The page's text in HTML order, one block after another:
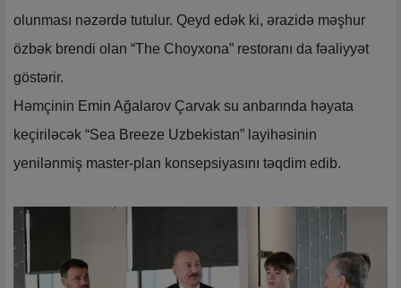
olunması nəzərdə tutulur. Qeyd edək ki, ərazidə məşhur
özbək brendi olan “The Choyxona” restoranı da fəaliyyət
göstərir.
Həmçinin Emin Ağalarov Çarvak su anbarında həyata
keçiriləcək “Sea Breeze Uzbekistan” layihəsinin
yenilənmiş master-plan konsepsiyasını təqdim edib.